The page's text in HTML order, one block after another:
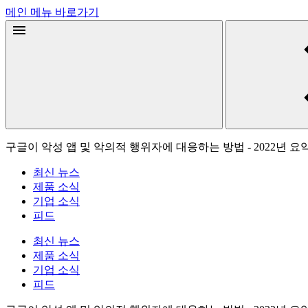
메인 메뉴 바로가기
구글이 악성 앱 및 악의적 행위자에 대응하는 방법 - 2022년 요
최신 뉴스
제품 소식
기업 소식
피드
최신 뉴스
제품 소식
기업 소식
피드